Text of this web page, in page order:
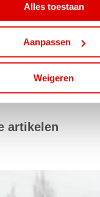
Alles toestaan
Aanpassen
Weigeren
artikelen